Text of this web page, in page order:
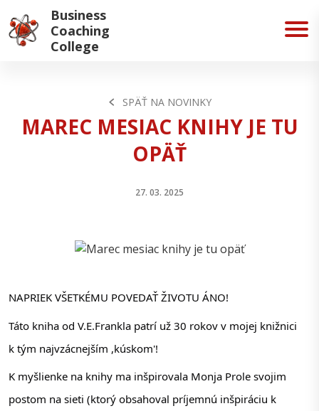
Business
Coaching
College
SPÄŤ NA NOVINKY
MAREC MESIAC KNIHY JE TU
OPÄŤ
27. 03. 2025
NAPRIEK VŠETKÉMU POVEDAŤ ŽIVOTU ÁNO!
Táto kniha od V.E.Frankla patrí už 30 rokov v mojej knižnici
k tým najvzácnejším ,kúskom'!
K myšlienke na knihy ma inšpirovala Monja Prole svojim
postom na sieti (ktorý obsahoval príjemnú inšpiráciu k